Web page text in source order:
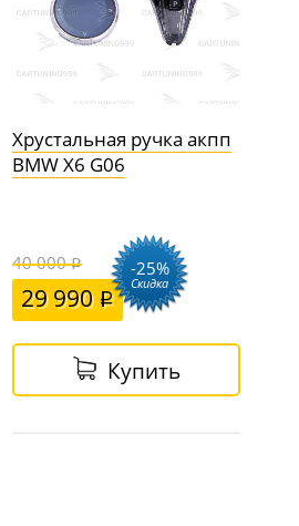
Хрустальная ручка акпп
BMW X6 G06
40 000
29 990
-25%
Скидка
Купить